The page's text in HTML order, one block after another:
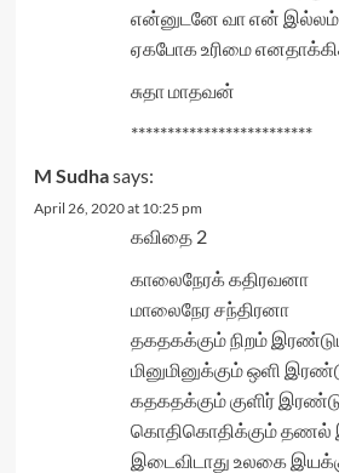
என்னுடனே வா என்
ஏகபோக உரிமை
சுதா மாதவன்
*************************
M Sudhasays:
April 26, 2020 at 10:25 pm
கவிதை 2
காலைநேரக் கதிரவனா
மாலைநேர சந்திரனா
தகதகக்கும் நிறம்
மினுமினுக்கும் ஒளி
கதகதக்கும் குளிர்
கொதிகொதிக்கும் தணல்
இடைவிடாது உலகை